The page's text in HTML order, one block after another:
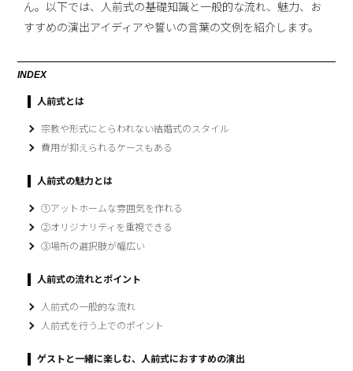
ん。以下では、人前式の基礎知識と一般的な流れ、魅力、お
すすめの演出アイディアや誓いの言葉の文例を紹介します。
INDEX
人前式とは
宗教や形式にとらわれない結婚式のスタイル
費用が抑えられるケースもある
人前式の魅力とは
①アットホームな雰囲気を作れる
②オリジナリティを重視できる
③場所の選択肢が幅広い
人前式の流れとポイント
人前式の一般的な流れ
人前式を行う上でのポイント
ゲストと一緒に楽しむ、人前式におすすめの演出